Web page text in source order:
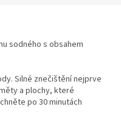
sodného s obsahem
Silné znečištění nejprve
a plochy, které
po 30 minutách